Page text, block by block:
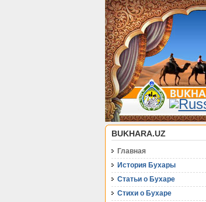
BUKHARA.UZ
Главная
История Бухары
Статьи о Бухаре
Стихи о Бухаре